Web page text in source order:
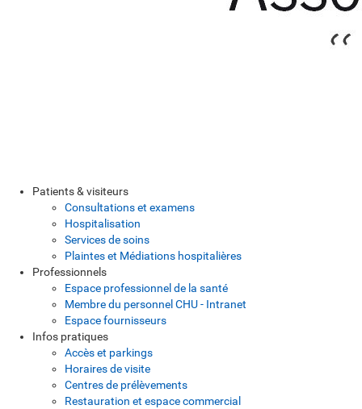
Patients & visiteurs
Consultations et examens
Hospitalisation
Services de soins
Plaintes et Médiations hospitalières
Professionnels
Espace professionnel de la santé
Membre du personnel CHU - Intranet
Espace fournisseurs
Infos pratiques
Accès et parkings
Horaires de visite
Centres de prélèvements
Restauration et espace commercial